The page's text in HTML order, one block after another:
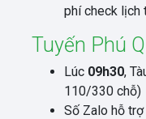
phí check lịch
Tuyến Phú
Lúc 09h30,
110/330 chỗ)
Số Zalo hỗ